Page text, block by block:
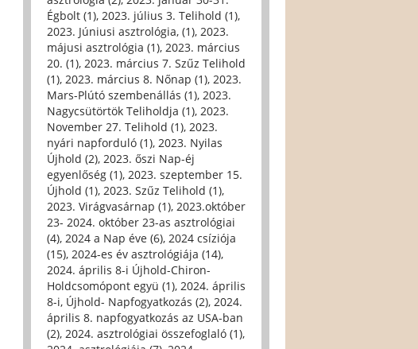
Égbolt (1), 2023. július 3. Telihold (1),
2023. Júniusi asztrológia, (1), 2023.
májusi asztrológia (1), 2023. március
20. (1), 2023. március 7. Szűz Telihold
(1), 2023. március 8. Nőnap (1), 2023.
Mars-Plútó szembenállás (1), 2023.
Nagycsütörtök Teliholdja (1), 2023.
November 27. Telihold (1), 2023.
nyári napforduló (1), 2023. Nyilas
Újhold (2), 2023. őszi Nap-éj
egyenlőség (1), 2023. szeptember 15.
Újhold (1), 2023. Szűz Telihold (1),
2023. Virágvasárnap (1), 2023.október
23- 2024. október 23-as asztrológiai
(4), 2024 a Nap éve (6), 2024 csíziója
(15), 2024-es év asztrológiája (14),
2024. április 8-i Újhold-Chiron-
Holdcsomópont együ (1), 2024. április
8-i, Újhold- Napfogyatkozás (2), 2024.
április 8. napfogyatkozás az USA-ban
(2), 2024. asztrológiai összefoglaló (1),